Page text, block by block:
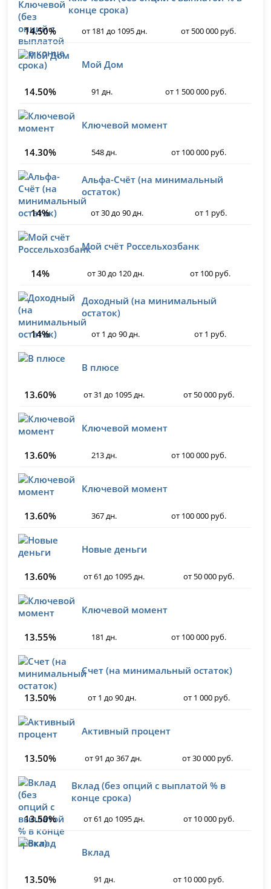
конце срока)
14.50%
от 181 до 1095 дн. от 500 000 руб.
Мой Дом
14.50% 91 дн. от 1 500 000 руб.
Ключевой момент
14.30% 548 дн. от 100 000 руб.
Альфа-Счёт (на минимальный
остаток)
14%
от 30 до 90 дн. от 1 руб.
Мой счёт Россельхозбанк
14% от 30 до 120 дн. от 100 руб.
Доходный (на минимальный
остаток)
14%
от 1 до 90 дн. от 1 руб.
В плюсе
13.60% от 31 до 1095 дн. от 50 000 руб.
Ключевой момент
13.60% 213 дн. от 100 000 руб.
Ключевой момент
13.60% 367 дн. от 100 000 руб.
Новые деньги
13.60% от 61 до 1095 дн. от 50 000 руб.
Ключевой момент
13.55% 181 дн. от 100 000 руб.
Счет (на минимальный остаток)
13.50% от 1 до 90 дн. от 1 000 руб.
Активный процент
13.50% от 91 до 367 дн. от 30 000 руб.
Вклад (без опций с выплатой % в
конце срока)
13.50%
от 61 до 1095 дн. от 10 000 руб.
Вклад
13.50% 91 дн. от 10 000 руб.